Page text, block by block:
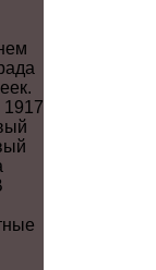
1917